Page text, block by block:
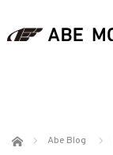
ホーム Abe Blog